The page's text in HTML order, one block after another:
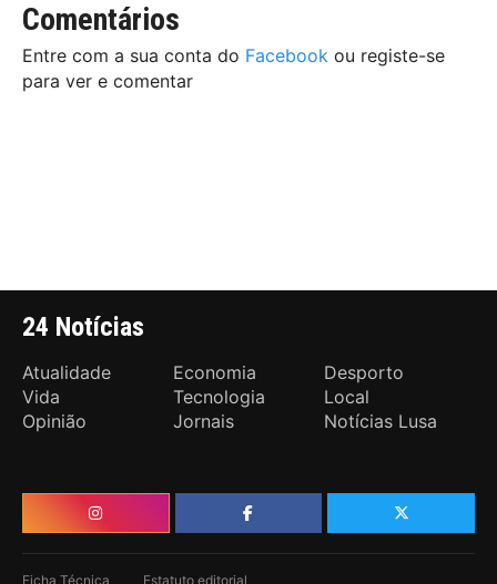
Comentários
Entre com a sua conta do Facebook ou registe-se
para ver e comentar
24 Notícias
Atualidade Economia
Desporto
Vida
Tecnologia
Local
Opinião
Jornais Notícias Lusa
Ficha Técnica Estatuto editorial